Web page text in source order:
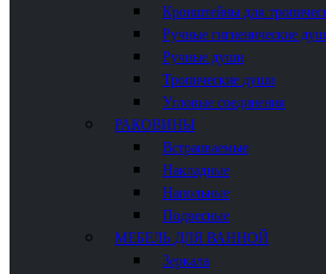
Кронштейны для
Ручные гигиенические
Ручные души
Тропические души
Угловые соединения
РАКОВИНЫ
Встраиваемые
Накладные
Напольные
Подвесные
МЕБЕЛЬ ДЛЯ ВАННОЙ
Зеркала